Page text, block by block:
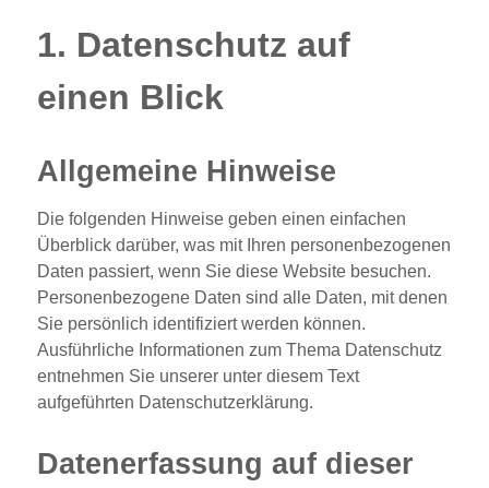
1. Datenschutz auf
einen Blick
Allgemeine Hinweise
Die folgenden Hinweise geben einen einfachen
Überblick darüber, was mit Ihren personenbezogenen
Daten passiert, wenn Sie diese Website besuchen.
Personenbezogene Daten sind alle Daten, mit denen
Sie persönlich identifiziert werden können.
Ausführliche Informationen zum Thema Datenschutz
entnehmen Sie unserer unter diesem Text
aufgeführten Datenschutzerklärung.
Datenerfassung auf dieser